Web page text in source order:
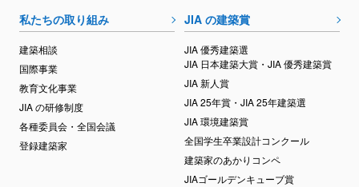
私たちの取り組み
建築相談
国際事業
教育文化事業
JIA の研修制度
各種委員会・全国会議
登録建築家
JIA の建築賞
JIA 優秀建築選
JIA 日本建築大賞・JIA 優秀建築賞
JIA 新人賞
JIA 25年賞・JIA 25年建築選
JIA 環境建築賞
全国学生卒業設計コンクール
建築家のあかりコンペ
JIAゴールデンキューブ賞